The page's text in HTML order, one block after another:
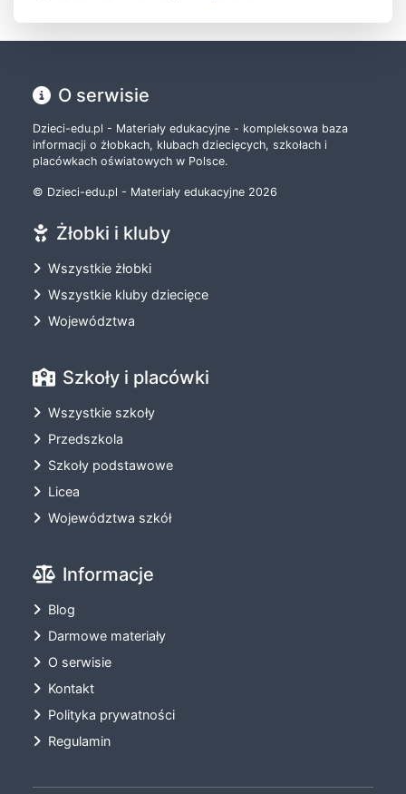
O serwisie
Dzieci-edu.pl - Materiały edukacyjne - kompleksowa baza
informacji o żłobkach, klubach dziecięcych, szkołach i
placówkach oświatowych w Polsce.
© Dzieci-edu.pl - Materiały edukacyjne 2026
Żłobki i kluby
Wszystkie żłobki
Wszystkie kluby dziecięce
Województwa
Szkoły i placówki
Wszystkie szkoły
Przedszkola
Szkoły podstawowe
Licea
Województwa szkół
Informacje
Blog
Darmowe materiały
O serwisie
Kontakt
Polityka prywatności
Regulamin